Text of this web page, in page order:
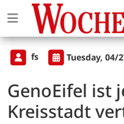
fs Tuesday, 04/
GenoEifel ist
Kreisstadt